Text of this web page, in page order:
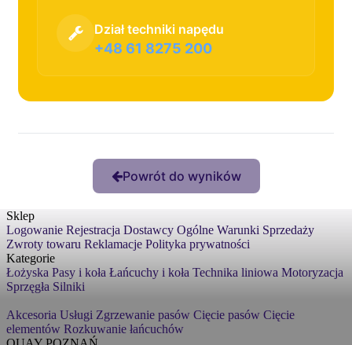
Dział techniki napędu
+48 61 8275 200
Powrót do wyników
Sklep
Logowanie Rejestracja Dostawcy Ogólne Warunki Sprzedaży
Zwroty towaru Reklamacje Polityka prywatności
Kategorie
Łożyska Pasy i koła Łańcuchy i koła Technika liniowa Motoryzacja
Sprzęgła Silniki
Akcesoria Usługi Zgrzewanie pasów Cięcie pasów Cięcie
elementów Rozkuwanie łańcuchów